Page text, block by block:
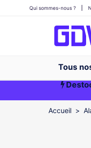
Qui sommes-nous ?
Tous
Accueil